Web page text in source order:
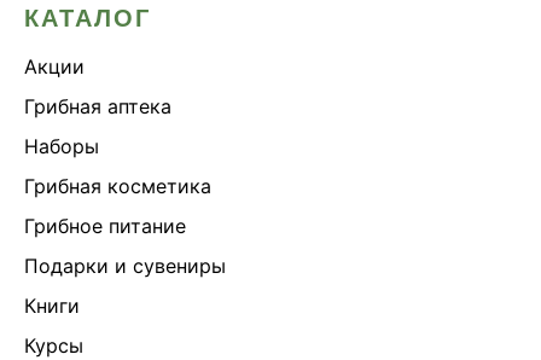
КАТАЛОГ
Акции
Грибная аптека
Наборы
Грибная косметика
Грибное питание
Подарки и сувениры
Книги
Курсы